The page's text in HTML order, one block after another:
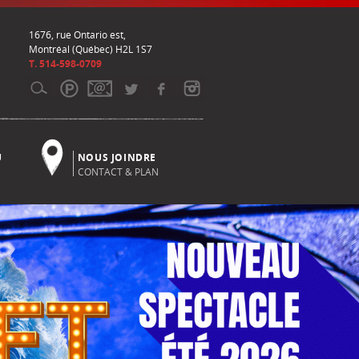
1676, rue Ontario est,
Montréal (Québec) H2L 1S7
T. 514-598-0709
NOUS JOINDRE
CONTACT & PLAN